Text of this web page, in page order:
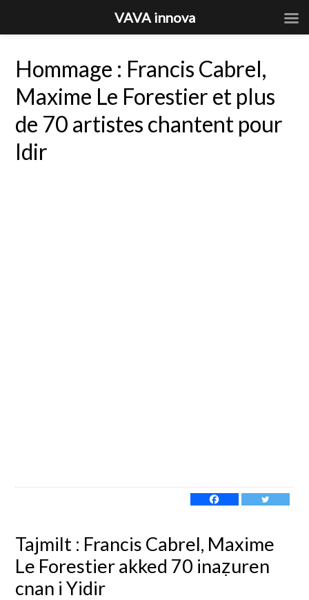
Hommage : Francis Cabrel,
Maxime Le Forestier et plus
de 70 artistes chantent pour
Idir
Tajmilt : Francis Cabrel, Maxime
Le Forestier akked 70 inaẓuren
cnan i Yidir
VAVA innova